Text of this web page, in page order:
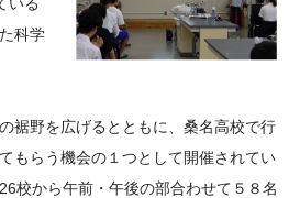
プ
科学
裾野を広げるとともに、桑名高校で行
もらう機会の１つとして開催されてい
26校から午前・午後の部合わせて５８名